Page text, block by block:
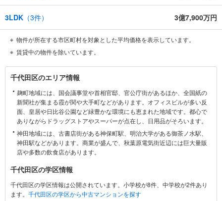
3LDK （3件） 3億7,900万円
物件が所在する市区町村を対象とした平均価格を表示しています。
賃貸中の物件を除いています。
千
代
田
区
関
す
報
千代田区のエリア情報
麹町地域には、国会議事堂や首相官邸、官公庁街があるほか、全国紙の
新聞社が集まる霞が関や大手町などがあります。オフィスビルが多い反
面、皇居や日比谷公園など緑豊かな環境にも恵まれた地域です。都心で
ありながらドラッグストアやスーパーが点在し、日用品がそろいます。
神田地域には、古書店街がある神保町駅、明治大学がある御茶ノ水駅、
神田駅などがあります。商業が盛んで、秋葉原電気街近辺には巨大量販
店や多数の飲食店があります。
千代田区の学区情報
千代田区の学区情報は公開されています。小学校が8件、中学校が2件あり
ます。 千代田区の学区から中古マンションを探す